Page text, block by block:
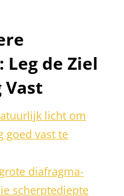
de Ziel
Vast
licht om
goed vast te
diafragma-
scherptediepte